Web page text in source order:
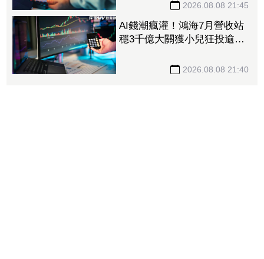
2026.08.08 21:45
AI錢潮瘋灌！鴻海7月營收站
穩3千億大關獲小兒狂投逾7
收首跨9千億、法說前夕吸買
2026.08.08 21:40